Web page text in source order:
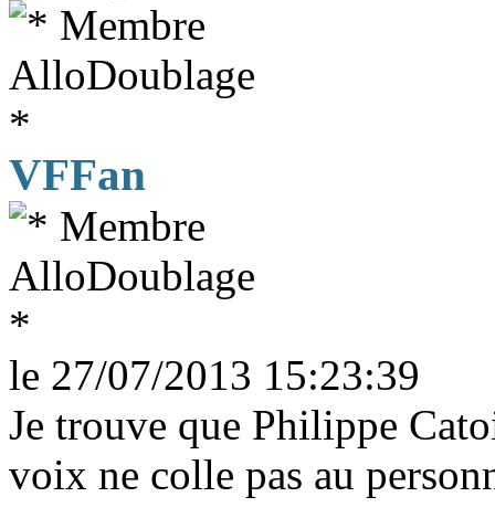
VFFan
le 27/07/2013 15:23:39
Je trouve que Philippe
voix ne colle pas au